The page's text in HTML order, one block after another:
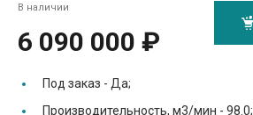
В наличии
6 090 000 ₽
Под заказ - Да;
Производительность, м3/мин - 98.0;